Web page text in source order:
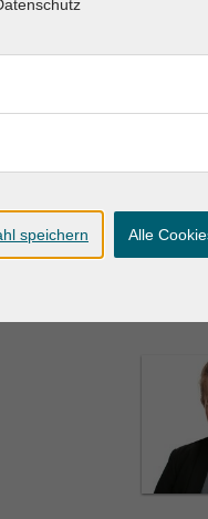
vhs-cloud
speichern Alle